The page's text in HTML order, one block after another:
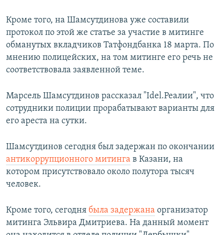
Кроме того, на Шамсутдинова уже составили
протокол по этой же статье за участие в митинге
обманутых вкладчиков Татфондбанка 18 марта. По
мнению полицейских, на том митинге его речь не
соответствовала заявленной теме.
Марсель Шамсутдинов рассказал "Idel.Реалии", что
сотрудники полиции прорабатывают варианты для
его ареста на сутки.
Шамсутдинов сегодня был задержан по окончании
антикоррупционного митинга в Казани, на
котором присутствовало около полутора тысяч
человек.
Кроме того, сегодня была задержана организатор
митинга Эльвира Дмитриева. На данный момент